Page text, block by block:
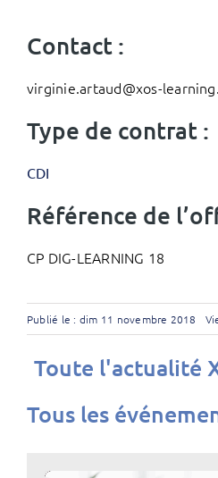
Contact :
virginie.artaud@xos-
Type de contrat :
CDI
Référence de
CP DIG-LEARNING 18
Publié le : dim 11 novembre 2018
Toute l'actualité
Tous les